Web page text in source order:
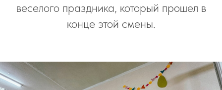
веселого праздника, который прошел в
конце этой смены.